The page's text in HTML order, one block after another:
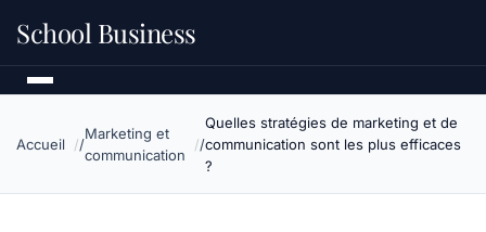
School Business
Accueil
Marketing et
communication
Quelles stratégies de marketing et de
communication sont les plus efficaces
?